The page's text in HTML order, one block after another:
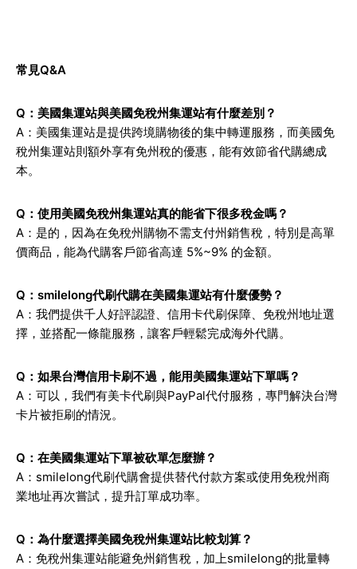
常見Q&A
Q：美國集運站與美國免稅州集運站有什麼差別？
A：美國集運站是提供跨境購物後的集中轉運服務，而美國免
稅州集運站則額外享有免州稅的優惠，能有效節省代購總成
本。
Q：使用美國免稅州集運站真的能省下很多稅金嗎？
A：是的，因為在免稅州購物不需支付州銷售稅，特別是高單
價商品，能為代購客戶節省高達 5%~9% 的金額。
Q：smilelong代刷代購在美國集運站有什麼優勢？
A：我們提供千人好評認證、信用卡代刷保障、免稅州地址選
擇，並搭配一條龍服務，讓客戶輕鬆完成海外代購。
Q：如果台灣信用卡刷不過，能用美國集運站下單嗎？
A：可以，我們有美卡代刷與PayPal代付服務，專門解決台灣
卡片被拒刷的情況。
Q：在美國集運站下單被砍單怎麼辦？
A：smilelong代刷代購會提供替代付款方案或使用免稅州商
業地址再次嘗試，提升訂單成功率。
Q：為什麼選擇美國免稅州集運站比較划算？
A：免稅州集運站能避免州銷售稅，加上smilelong的批量轉